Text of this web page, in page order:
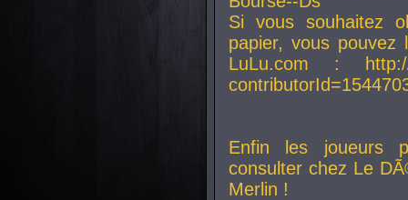
Si vous souhaitez
papier, vous
LuLu.com : http://
Enfin les joueurs
consulter chez Le
Merlin !